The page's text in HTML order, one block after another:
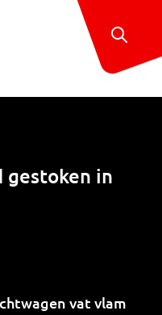
gestoken in
vat vlam